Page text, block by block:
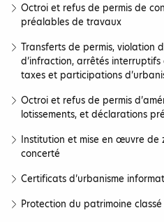
Octroi et refus de permis de
préalables de travaux
Transferts de permis, violation
d’infraction, arrêtés
taxes et participations
Octroi et refus de permis
lotissements, et déclarations
Institution et mise en œuvre de
concerté
Certificats d’urbanisme
Protection du patrimoine